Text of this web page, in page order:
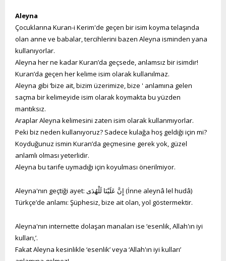
Aleyna
Çocuklarına Kuran-i Kerim'de geçen bir isim koyma telaşında
olan anne ve babalar, tercihlerini bazen Aleyna isminden yana
kullanıyorlar.
Aleyna her ne kadar Kuran’da geçsede, anlamsız bir isimdir!
Kuran’da geçen her kelime isim olarak kullanılmaz.
Aleyna gibi ‘bize ait, bizim üzerimize, bize ' anlamına gelen
saçma bir kelimeyide isim olarak koymakta bu yüzden
mantıksız.
Araplar Aleyna kelimesini zaten isim olarak kullanmıyorlar.
Peki biz neden kullanıyoruz? Sadece kulağa hoş geldiği için mi?
Koyduğunuz ismin Kuran’da geçmesine gerek yok, güzel
anlamlı olması yeterlidir.
Aleyna bu tarife uymadığı için koyulması önerilmiyor.
Aleyna'nın geçtiği ayet: إِنَّ عَلَيْنَا لَلْهُدَى (İnne aleynâ lel hudâ)
Türkçe’de anlamı: Şüphesiz, bize ait olan, yol göstermektir.
Aleyna'nın internette dolaşan manaları ise ‘esenlik, Allah'ın iyi
kulları,’.
Fakat Aleyna kesinlikle ‘esenlik’ veya ‘Allah'ın iyi kulları’